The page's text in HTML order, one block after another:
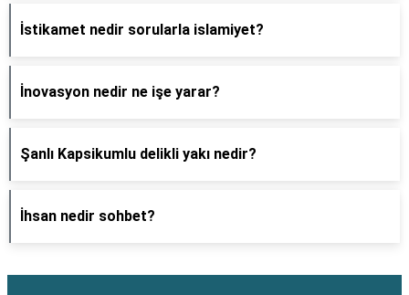
İstikamet nedir sorularla islamiyet?
İnovasyon nedir ne işe yarar?
Şanlı Kapsikumlu delikli yakı nedir?
İhsan nedir sohbet?